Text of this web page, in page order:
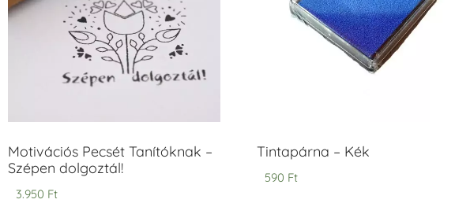
Motivációs Pecsét Tanítóknak –
Szépen dolgoztál!
3.950 Ft
Tintapárna – Kék
590 Ft